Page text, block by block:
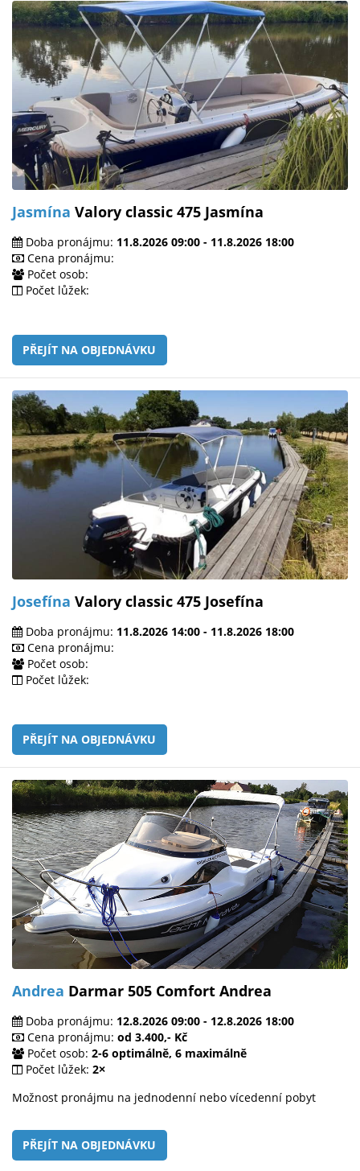
Jasmína Valory classic 475 Jasmína
Doba pronájmu: 11.8.2026 09:00 - 11.8.2026 18:00
Cena pronájmu:
Počet osob:
Počet lůžek:
PŘEJÍT NA OBJEDNÁVKU
Josefína Valory classic 475 Josefína
Doba pronájmu: 11.8.2026 14:00 - 11.8.2026 18:00
Cena pronájmu:
Počet osob:
Počet lůžek:
PŘEJÍT NA OBJEDNÁVKU
Andrea Darmar 505 Comfort Andrea
Doba pronájmu: 12.8.2026 09:00 - 12.8.2026 18:00
Cena pronájmu: od 3.400,- Kč
Počet osob: 2-6 optimálně, 6 maximálně
Počet lůžek: 2×
Možnost pronájmu na jednodenní nebo vícedenní pobyt
PŘEJÍT NA OBJEDNÁVKU